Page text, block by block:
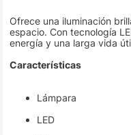
Ofrece una iluminación
espacio. Con tecnología
energía y una larga vida
Características
Lámpara
LED